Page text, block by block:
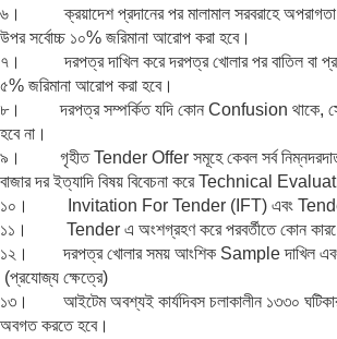
৬। ক্রয়াদেশ প্রদানের পর মালামাল সরবরাহে অপরাগতা
উপর সর্বোচ্চ ১০% জরিমানা আরোপ করা হবে।
৭। দরপত্র দাখিল করে দরপত্র খোলার পর বাতিল বা
৫% জরিমানা আরোপ করা হবে।
৮। দরপত্র সম্পর্কিত যদি কোন Confusion থাকে, সে
হবে না।
৯। গৃহীত Tender Offer সমূহে কেবল সর্ব
বাজার দর ইত্যাদি বিষয় বিবেচনা করে Technical
১০। Invitation For Tender (IFT) এবং Tender
১১। Tender এ অংশগ্রহণ করে পরবর্তীতে কোন কারণে
১২। দরপত্র খোলার সময় আংশিক Sample দাখিল এবং
(প্রযোজ্য ক্ষেত্রে)
১৩। আইটেম অবশ্যই কার্যদিবস চলাকালীন ১৩৩০ ঘটিকার
অবগত করতে হবে।